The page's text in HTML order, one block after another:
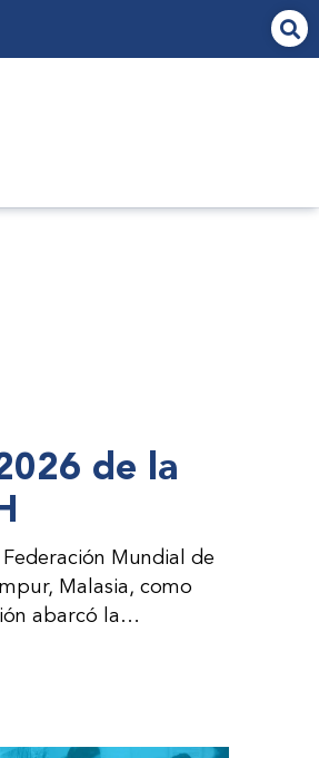
de la
Mundial de
Malasia, como
abarcó la
de la FMH y la